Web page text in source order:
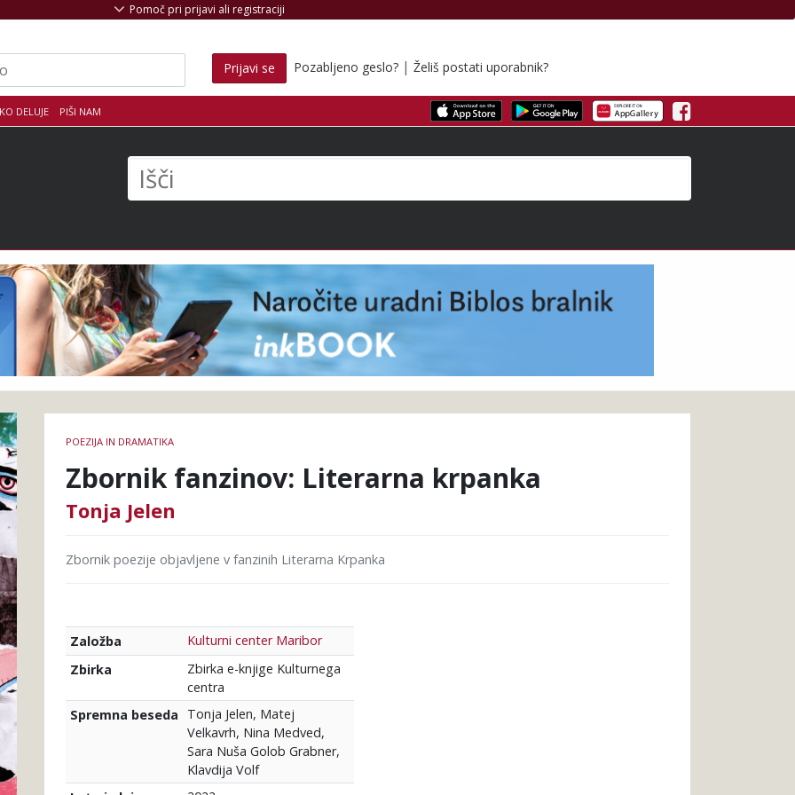
DELUJE PIŠI NAM Facebook
Pomoč pri prijavi ali registraciji
Prijavi se Pozabljeno geslo? | Želiš postati uporabnik?
knjige
POEZIJA IN DRAMATIKA
Zbornik fanzinov: Literarna krpanka
Tonja Jelen
Zbornik poezije objavljene v fanzinih Literarna Krpanka
Založba
Kulturni center Maribor
Zbirka
Zbirka e-knjige Kulturnega
centra
Spremna beseda
Tonja Jelen, Matej
Velkavrh, Nina Medved,
Sara Nuša Golob Grabner,
Klavdija Volf